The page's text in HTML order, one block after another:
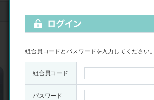
3カ月ごとに
蛇口直結
◆浄水器の交換
組合員コードとパスワードを入力してください。
組合員コード
パスワード